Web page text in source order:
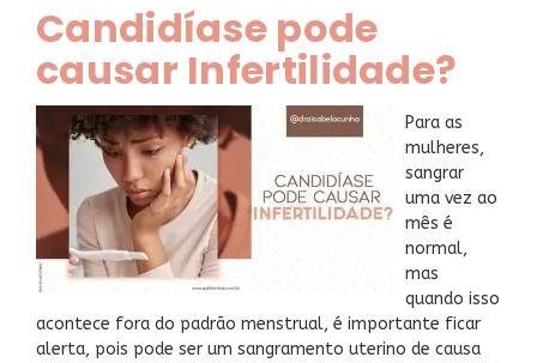
Candidíase pode
causar Infertilidade?
Para as
mulheres,
sangrar
uma vez ao
mês é
normal,
mas
quando isso
acontece fora do padrão menstrual, é importante ficar
alerta, pois pode ser um sangramento uterino de causa